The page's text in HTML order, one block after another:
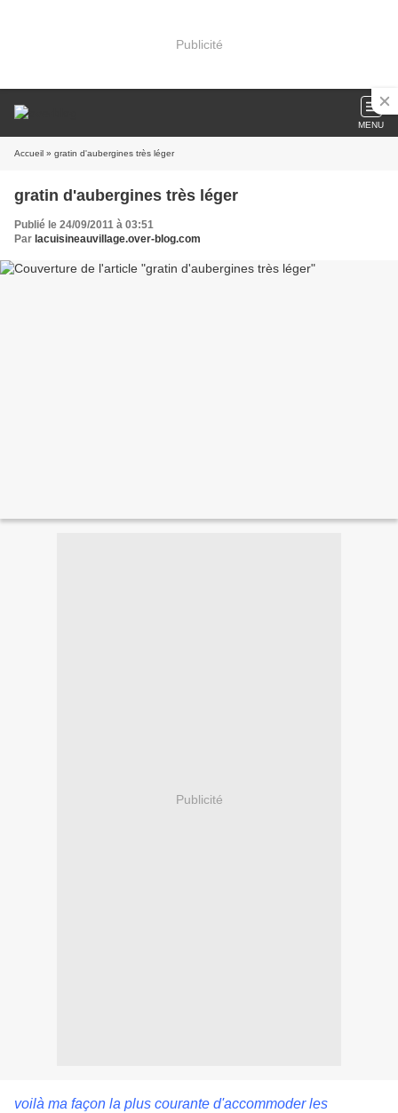
Publicité
MENU
Accueil » gratin d'aubergines très léger
gratin d'aubergines très léger
Publié le 24/09/2011 à 03:51
Par lacuisineauvillage.over-blog.com
Publicité
voilà ma façon la plus courante d'accommoder les